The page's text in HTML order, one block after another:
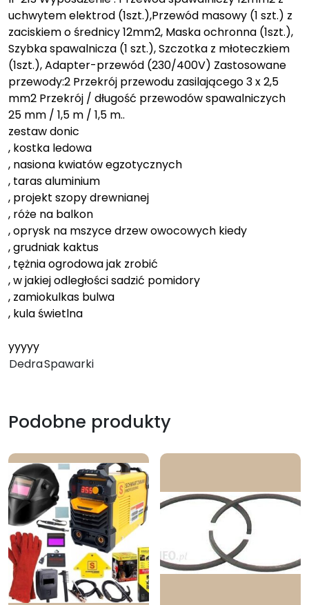
uchwytem elektrod (1szt.),Przewód masowy (1 szt.) z
zaciskiem o średnicy 12mm2, Maska ochronna (1szt.),
Szybka spawalnicza (1 szt.), Szczotka z młoteczkiem
(1szt.), Adapter-przewód (230/400V) Zastosowane
przewody:2 Przekrój przewodu zasilającego 3 x 2,5
mm2 Przekrój / długość przewodów spawalniczych
25 mm / 1,5 m / 1,5 m..
zestaw donic
, kostka ledowa
, nasiona kwiatów egzotycznych
, taras aluminium
, projekt szopy drewnianej
, róże na balkon
, oprysk na mszyce drzew owocowych kiedy
, grudniak kaktus
, tężnia ogrodowa jak zrobić
, w jakiej odległości sadzić pomidory
, zamiokulkas bulwa
, kula świetlna
yyyyy
DedraSpawarki
Podobne produkty